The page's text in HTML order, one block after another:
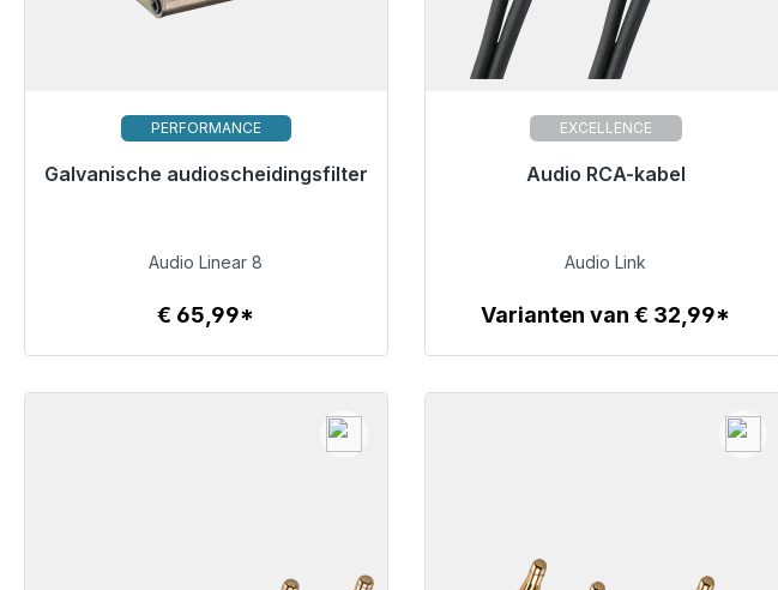
PERFORMANCE
Galvanische audioscheidingsfilter
Klaar voor onmiddellijke verzending,
€ 65,99
Details
Audio Linear 8
€ 65,99*
EXCELLENCE
Audio RCA-kabel
€ 36,99
Details
Audio Link
Varianten van € 32,99*